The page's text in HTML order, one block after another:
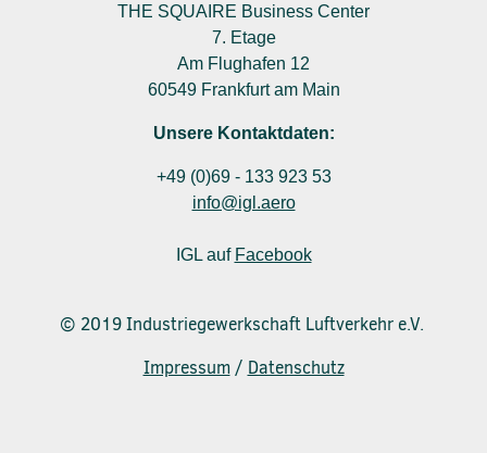
THE SQUAIRE Business Center
7. Etage
Am Flughafen 12
60549 Frankfurt am Main
Unsere Kontaktdaten:
+49 (0)69 - 133 923 53
info@igl.aero
IGL auf Facebook
© 2019 Industriegewerkschaft Luftverkehr e.V.
Impressum/ Datenschutz